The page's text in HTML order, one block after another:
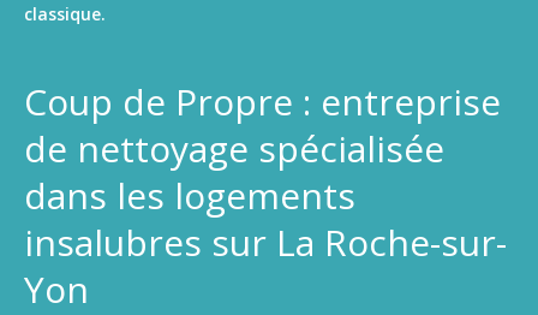
classique.
Coup de Propre : entreprise
de nettoyage spécialisée
dans les logements
insalubres sur La Roche-sur-
Yon